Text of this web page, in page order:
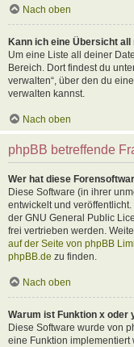
Nach oben
Kann ich eine Übersicht
Um eine Liste all deiner
Bereich. Dort findest du
verwalten“, über den du
verwalten kannst.
Nach oben
phpBB betreffende
Wer hat diese
Diese Software (in ihrer
entwickelt und
der GNU General Public
frei vertrieben werden.
auf der Seite von phpBB
phpBB.de zu finden.
Nach oben
Warum ist Funktion x oder
Diese Software wurde von
eine Funktion